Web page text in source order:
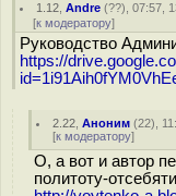
1.12 ,Andre (??), 07:57,
[к модератору]
Руководство
https://
2.22 ,Аноним (22),
[к модератору]
О, а вот и автор
политоту-